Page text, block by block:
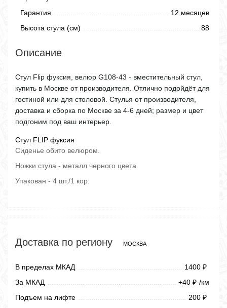
Гарантия
12 месяцев
Высота стула (см)
88
Описание
Стул Flip фуксия, велюр G108-43 - вместительный стул,
купить в Москве от производителя. Отлично подойдёт для
гостиной или для столовой. Стулья от производителя,
доставка и сборка по Москве за 4-6 дней; размер и цвет
подгоним под ваш интерьер.
Стул FLIP фуксия
Сиденье обито велюром.
Ножки стула - металл черного цвета.
Упакован - 4 шт./1 кор.
Доставка по региону МОСКВА
В пределах МКАД 1400 ₽
За МКАД +40 ₽ /км
Подъем на лифте
200 ₽